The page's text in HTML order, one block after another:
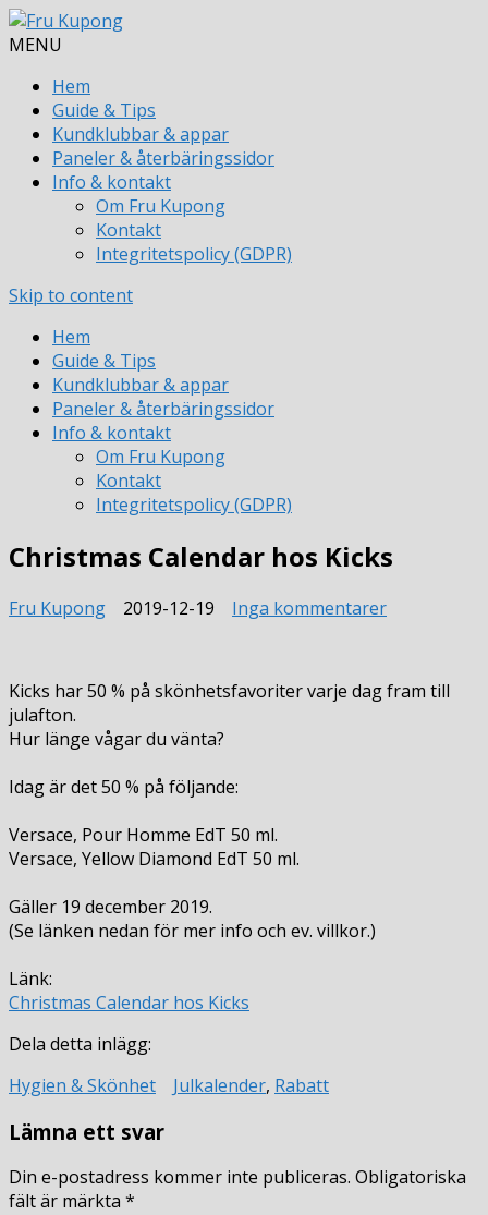
MENU
Hem
Guide & Tips
Kundklubbar & appar
Paneler & återbäringssidor
Info & kontakt
Om Fru Kupong
Kontakt
Integritetspolicy (GDPR)
Skip to content
Hem
Guide & Tips
Kundklubbar & appar
Paneler & återbäringssidor
Info & kontakt
Om Fru Kupong
Kontakt
Integritetspolicy (GDPR)
Christmas Calendar hos Kicks
Fru Kupong 2019-12-19 Inga kommentarertill
hos
Kicks
Kicks har 50 % på skönhetsfavoriter varje dag fram till
julafton.
Hur länge vågar du vänta?
Idag är det 50 % på följande:
Versace, Pour Homme EdT 50 ml.
Versace, Yellow Diamond EdT 50 ml.
Gäller 19 december 2019.
(Se länken nedan för mer info och ev. villkor.)
Länk:
Christmas Calendar hos Kicks
Dela detta inlägg:
Hygien & Skönhet
Julkalender, Rabatt
Lämna ett svar
Din e-postadress kommer inte publiceras. Obligatoriska
fält är märkta *